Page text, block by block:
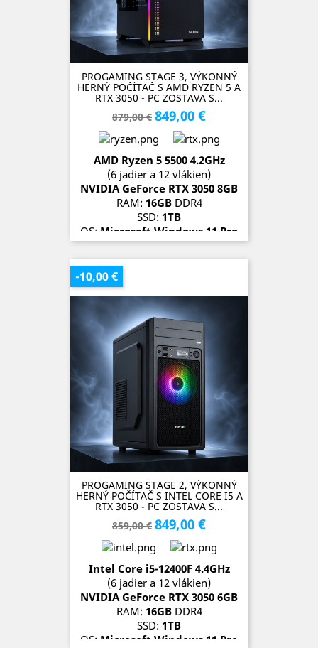
PROGAMING STAGE 3, VÝKONNÝ
HERNÝ POČÍTAČ S AMD RYZEN 5 A
RTX 3050 - PC ZOSTAVA S...
Základná
879,00 € Cena
849,00 €
AMD Ryzen 5 5500 4.2GHz
(6 jadier a 12 vlákien)
NVIDIA GeForce RTX 3050 8GB
RAM: 16GBDDR4
SSD: 1TB
OS: Microsoft Windows 11 Pro
SKLADOM (2 kusy)
PROGAMING STAGE 2, VÝKONNÝ
HERNÝ POČÍTAČ S INTEL CORE I5 A
RTX 3050 - PC ZOSTAVA S...
Základná
859,00 € Cena
849,00 €
Intel Core i5-12400F 4.4GHz
(6 jadier a 12 vlákien)
NVIDIA GeForce RTX 3050 6GB
RAM: 16GBDDR4
SSD: 1TB
OS: Microsoft Windows 11 Pro
-10,00 €